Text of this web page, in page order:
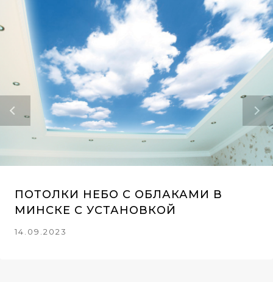
ПОТОЛКИ НЕБО С ОБЛАКАМИ В
МИНСКЕ С УСТАНОВКОЙ
14.09.2023